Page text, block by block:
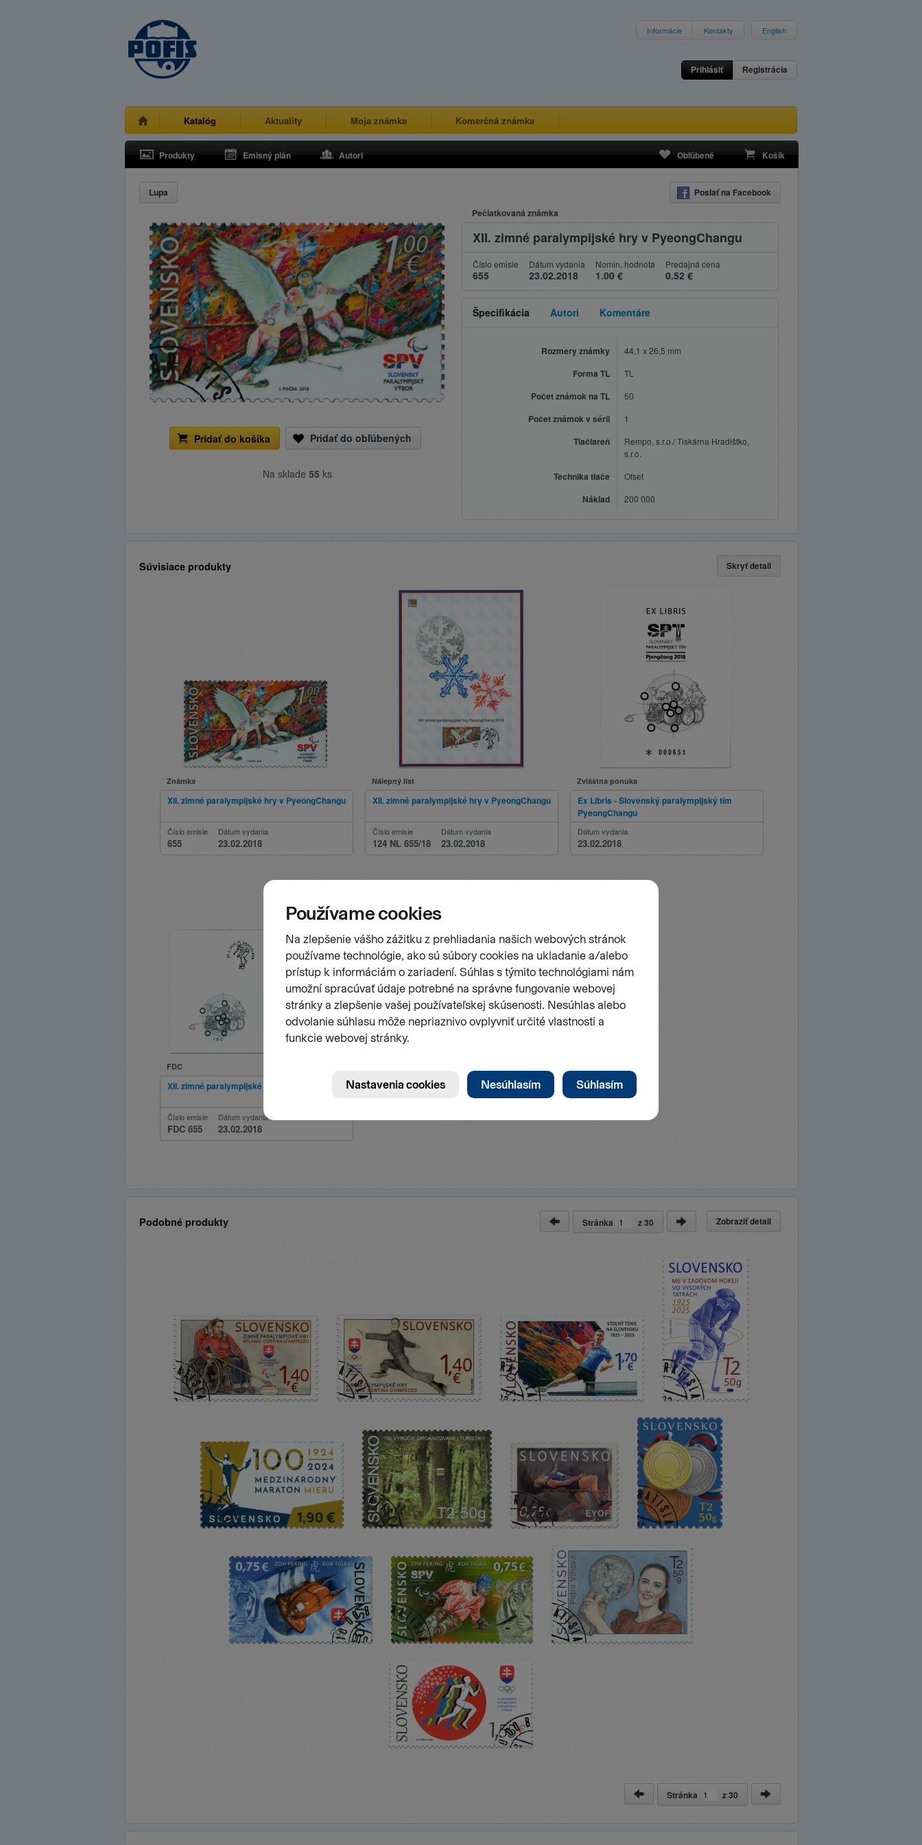
Informácie Kontakty English
Prihlásiť Registrácia
Katalóg Aktuality Moja známka Komerčná známka
Produkty Emisný plán Autori Obľúbené Košík
Lupa Poslať na Facebook
Pridať do košíka Pridať do obľúbených
Na sklade 55 ks
Pečiatkovaná známka
XII. zimné paralympijské hry v PyeongChangu
Číslo emisie
655
Dátum vydania
23.02.2018
Nomin. hodnota
1.00 €
Predajná cena
0.52 €
Špecifikácia Autori Komentáre
Rozmery známky 44,1 x 26,5 mm
Forma TL TL
Počet známok na TL 50
Počet známok v sérii 1
Tlačiareň
Rempo, s.r.o./ Tiskárna Hradištko,
s.r.o.
Technika tlače Ofset
Náklad 200 000
Súvisiace produkty Skryť detail
Známka
XII. zimné paralympijské hry v PyeongChangu
Číslo emisie
655
Dátum vydania
23.02.2018
Nálepný list
XII. zimné paralympijské hry v PyeongChangu
Číslo emisie
124 NL 655/18
Dátum vydania
23.02.2018
Zvláštna ponuka
Ex Libris - Slovenský paralympijský tím
PyeongChangu
Dátum vydania
23.02.2018
FDC
XII. zimné paralympijské hry v PyeongChangu
Číslo emisie
FDC 655
Dátum vydania
23.02.2018
Podobné produkty Zobraziť detail
Stránka z30
Stránka z30